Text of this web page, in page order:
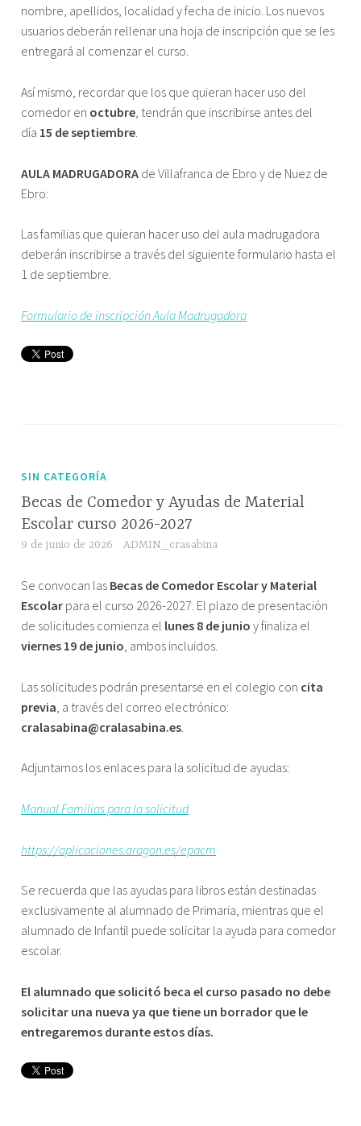
nombre, apellidos, localidad y fecha de inicio. Los nuevos
usuarios deberán rellenar una hoja de inscripción que se les
entregará al comenzar el curso.
Así mismo, recordar que los que quieran hacer uso del
comedor en octubre , tendrán que inscribirse antes del
día 15 de septiembre
AULA MADRUGADORA de Villafranca de Ebro y de Nuez de
Ebro:
Las familias que quieran hacer uso del aula madrugadora
deberán inscribirse a través del siguiente formulario hasta el
1 de septiembre.
Formulario de inscripción Aula Madrugadora
SIN CATEGORÍA
Becas de Comedor y Ayudas de Material
Escolar curso 2026-2027
9 de junio de 2026 ADMIN_crasabina
Se convocan las Becas de Comedor Escolar y Material
Escolar para el curso 2026-2027. El plazo de presentación
de solicitudes comienza el lunes 8 de junio y finaliza el
viernes 19 de junio, ambos incluidos.
Las solicitudes podrán presentarse en el colegio con cita
previa , a través del correo electrónico:
cralasabina@cralasabina.es
Adjuntamos los enlaces para la solicitud de ayudas:
Manual Familias para la solicitud
https://aplicaciones.aragon.es/epacm
Se recuerda que las ayudas para libros están destinadas
exclusivamente al alumnado de Primaria, mientras que el
alumnado de Infantil puede solicitar la ayuda para comedor
escolar.
El alumnado que solicitó beca el curso pasado no debe
solicitar una nueva ya que tiene un borrador que le
entregaremos durante estos días.